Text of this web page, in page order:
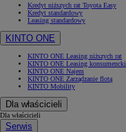
Kredyt niższych rat Toyota Easy
Kredyt standardowy
Leasing standardowy
KINTO ONE
KINTO ONE Leasing niższych rat
KINTO ONE Leasing konsumencki
KINTO ONE Najem
KINTO ONE Zarządzanie flotą
KINTO Mobility
Dla właścicieli
Dla właścicieli
Serwis